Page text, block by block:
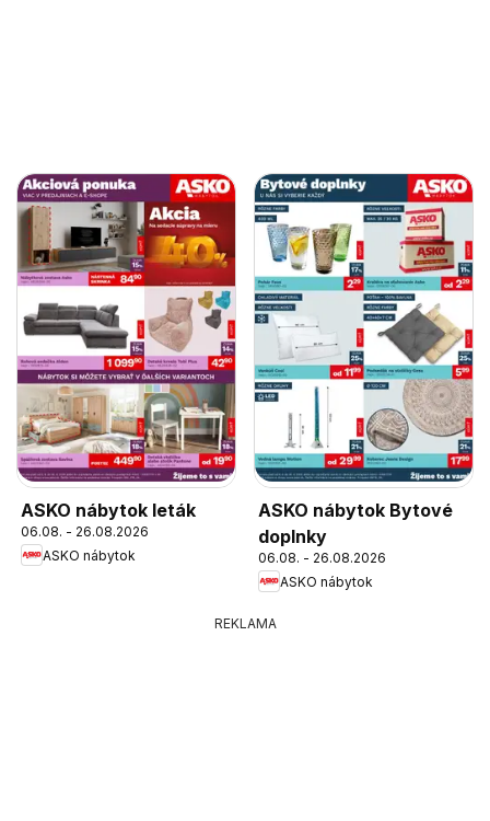
ASKO nábytok leták
06.08. - 26.08.2026
ASKO nábytok
ASKO nábytok Bytové
doplnky
06.08. - 26.08.2026
ASKO nábytok
REKLAMA